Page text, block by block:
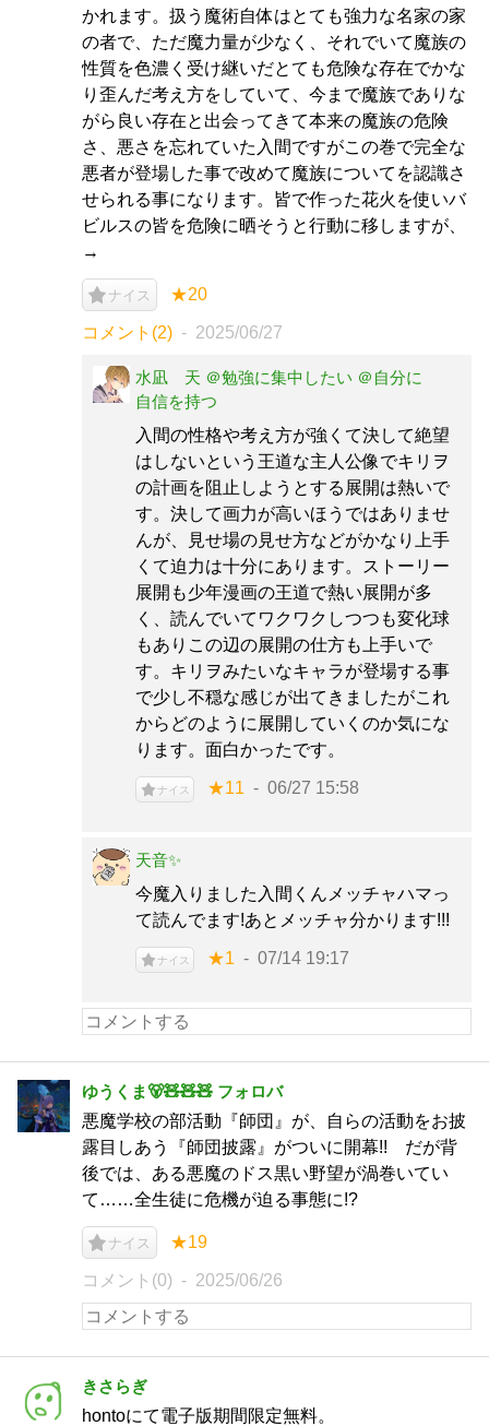
かれます。扱う魔術自体はとても強力な名家の家
の者で、ただ魔力量が少なく、それでいて魔族の
性質を色濃く受け継いだとても危険な存在でかな
り歪んだ考え方をしていて、今まで魔族でありな
がら良い存在と出会ってきて本来の魔族の危険
さ、悪さを忘れていた入間ですがこの巻で完全な
悪者が登場した事で改めて魔族についてを認識さ
せられる事になります。皆で作った花火を使いバ
ビルスの皆を危険に晒そうと行動に移しますが、
→
ナイス ★20
コメント(2) 2025/06/27
水凪 天 ＠勉強に集中したい ＠自分に
自信を持つ
入間の性格や考え方が強くて決して絶望
はしないという王道な主人公像でキリヲ
の計画を阻止しようとする展開は熱いで
す。決して画力が高いほうではありませ
んが、見せ場の見せ方などがかなり上手
くて迫力は十分にあります。ストーリー
展開も少年漫画の王道で熱い展開が多
く、読んでいてワクワクしつつも変化球
もありこの辺の展開の仕方も上手いで
す。キリヲみたいなキャラが登場する事
で少し不穏な感じが出てきましたがこれ
からどのように展開していくのか気にな
ります。面白かったです。
ナイス ★11 06/27 15:58
天音✨️
今魔入りました入間くんメッチャハマっ
て読んでます!あとメッチャ分かります!!!
ナイス ★1 07/14 19:17
ゆうくま🐻🧸🧸🧸 フォロバ
悪魔学校の部活動『師団』が、自らの活動をお披
露目しあう『師団披露』がついに開幕!! だが背
後では、ある悪魔のドス黒い野望が渦巻いてい
て……全生徒に危機が迫る事態に!?
ナイス ★19
コメント(0) 2025/06/26
きさらぎ
hontoにて電子版期間限定無料。